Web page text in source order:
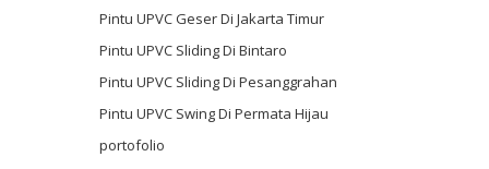
Pintu UPVC Geser Di Jakarta Timur
Pintu UPVC Sliding Di Bintaro
Pintu UPVC Sliding Di Pesanggrahan
Pintu UPVC Swing Di Permata Hijau
portofolio